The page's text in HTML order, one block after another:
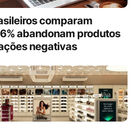
comparam
abandonam produtos
negativas